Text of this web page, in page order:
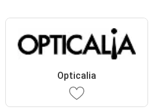
Opticalia